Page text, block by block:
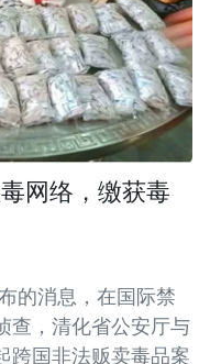
网络，缴获毒
的消息，在国际禁
查，清化省公安厅与
跨国非法贩卖毒品案